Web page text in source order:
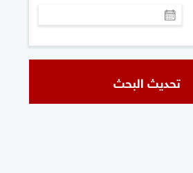
تحديث البحث